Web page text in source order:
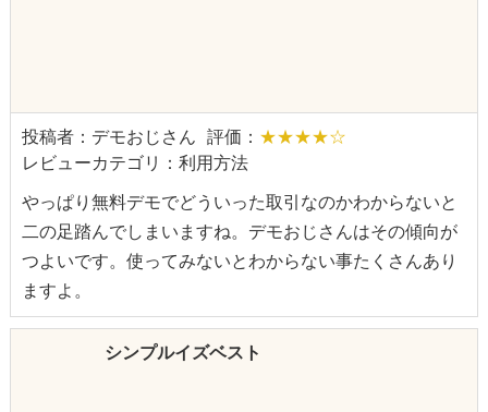
投稿者：デモおじさん 評価： ★★★★☆
レビューカテゴリ：利用方法
やっぱり無料デモでどういった取引なのかわからないと
二の足踏んでしまいますね。デモおじさんはその傾向が
つよいです。使ってみないとわからない事たくさんあり
ますよ。
シンプルイズベスト